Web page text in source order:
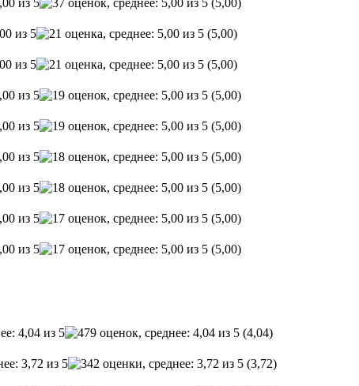
(5,00)
(5,00)
(5,00)
(5,00)
(5,00)
(5,00)
(5,00)
(5,00)
(4,04)
(3,72)